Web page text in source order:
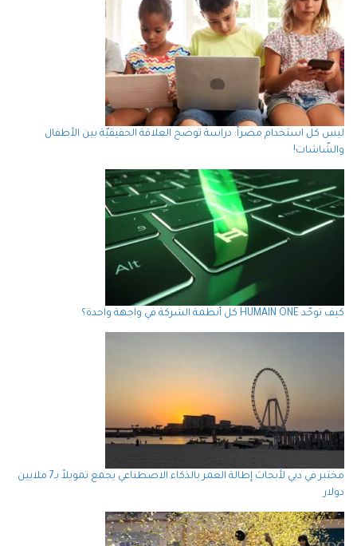
ليس كل استخدام مضراً: دراسة توضح العلاقة الحقيقيّة بين الأطفال
والشّاشات!
كيف توحّد HUMAIN ONE كل أنظمة الشركة في واجهة واحدة؟
مختبر في دبي لأبحاث إطالة العمر بالذكاء الاصطناعي يجمع تمويلاً بـ7 ملايين
دولار